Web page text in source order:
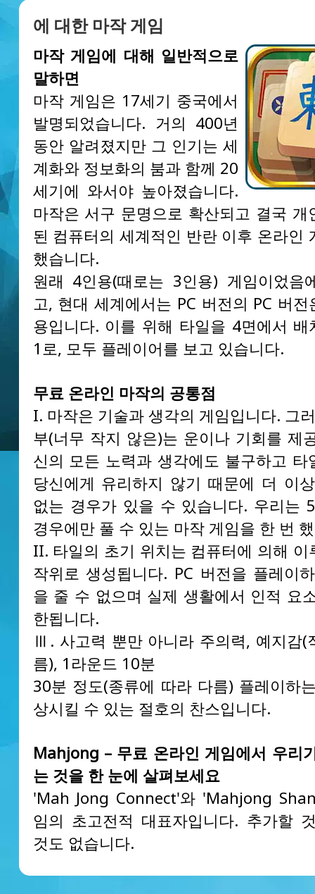
에 대한 마작 게임
마작 게임에 대해 일반적으로
말하면
마작 게임은 17세기 중국에서
발명되었습니다. 거의 400년
동안 알려졌지만 그 인기는 세
계화와 정보화의 붐과 함께 20
세기에 와서야 높아졌습니다.
마작은 서구 문명으로 확산되고 결국 개
된 컴퓨터의 세계적인 반란 이후 온라인
했습니다.
원래 4인용(때로는 3인용) 게임이었음
고, 현대 세계에서는 PC 버전의 PC 버
용입니다. 이를 위해 타일을 4면에서 배
1로, 모두 플레이어를 보고 있습니다.
무료 온라인 마작의 공통점
I. 마작은 기술과 생각의 게임입니다. 그
부(너무 작지 않은)는 운이나 기회를 제
신의 모든 노력과 생각에도 불구하고 타
당신에게 유리하지 않기 때문에 더 이
없는 경우가 있을 수 있습니다. 우리는
경우에만 풀 수 있는 마작 게임을 한 번
II. 타일의 초기 위치는 컴퓨터에 의해 이
작위로 생성됩니다. PC 버전을 플레이
을 줄 수 없으며 실제 생활에서 인적 요
한됩니다.
Ⅲ. 사고력 뿐만 아니라 주의력, 예지감(
름), 1라운드 10분
30분 정도(종류에 따라 다름) 플레이하
상시킬 수 있는 절호의 찬스입니다.
Mahjong – 무료 온라인 게임에서 우리
는 것을 한 눈에 살펴보세요
'Mah Jong Connect'와 'Mahjong
임의 초고전적 대표자입니다. 추가할
것도 없습니다.